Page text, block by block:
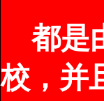
都是
校，并